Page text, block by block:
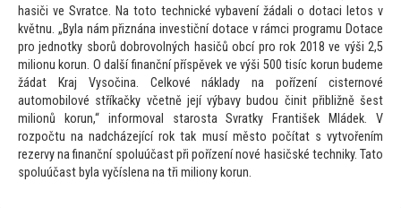
hasiči ve Svratce. Na toto technické vybavení žádali o dotaci letos v
květnu. „Byla nám přiznána investiční dotace v rámci programu Dotace
pro jednotky sborů dobrovolných hasičů obcí pro rok 2018 ve výši 2,5
milionu korun. O další finanční příspěvek ve výši 500 tisíc korun budeme
žádat Kraj Vysočina. Celkové náklady na pořízení cisternové
automobilové stříkačky včetně její výbavy budou činit přibližně šest
milionů korun,“ informoval starosta Svratky František Mládek. V
rozpočtu na nadcházející rok tak musí město počítat s vytvořením
rezervy na finanční spoluúčast při pořízení nové hasičské techniky. Tato
spoluúčast byla vyčíslena na tři miliony korun.